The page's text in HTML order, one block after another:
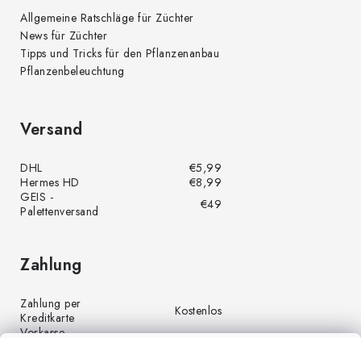
Allgemeine Ratschläge für Züchter
News für Züchter
Tipps und Tricks für den Pflanzenanbau
Pflanzenbeleuchtung
Versand
DHL
€5,99
Hermes HD
€8,99
GEIS -
Palettenversand
€49
Zahlung
Zahlung per
Kreditkarte
Kostenlos
Vorkasse